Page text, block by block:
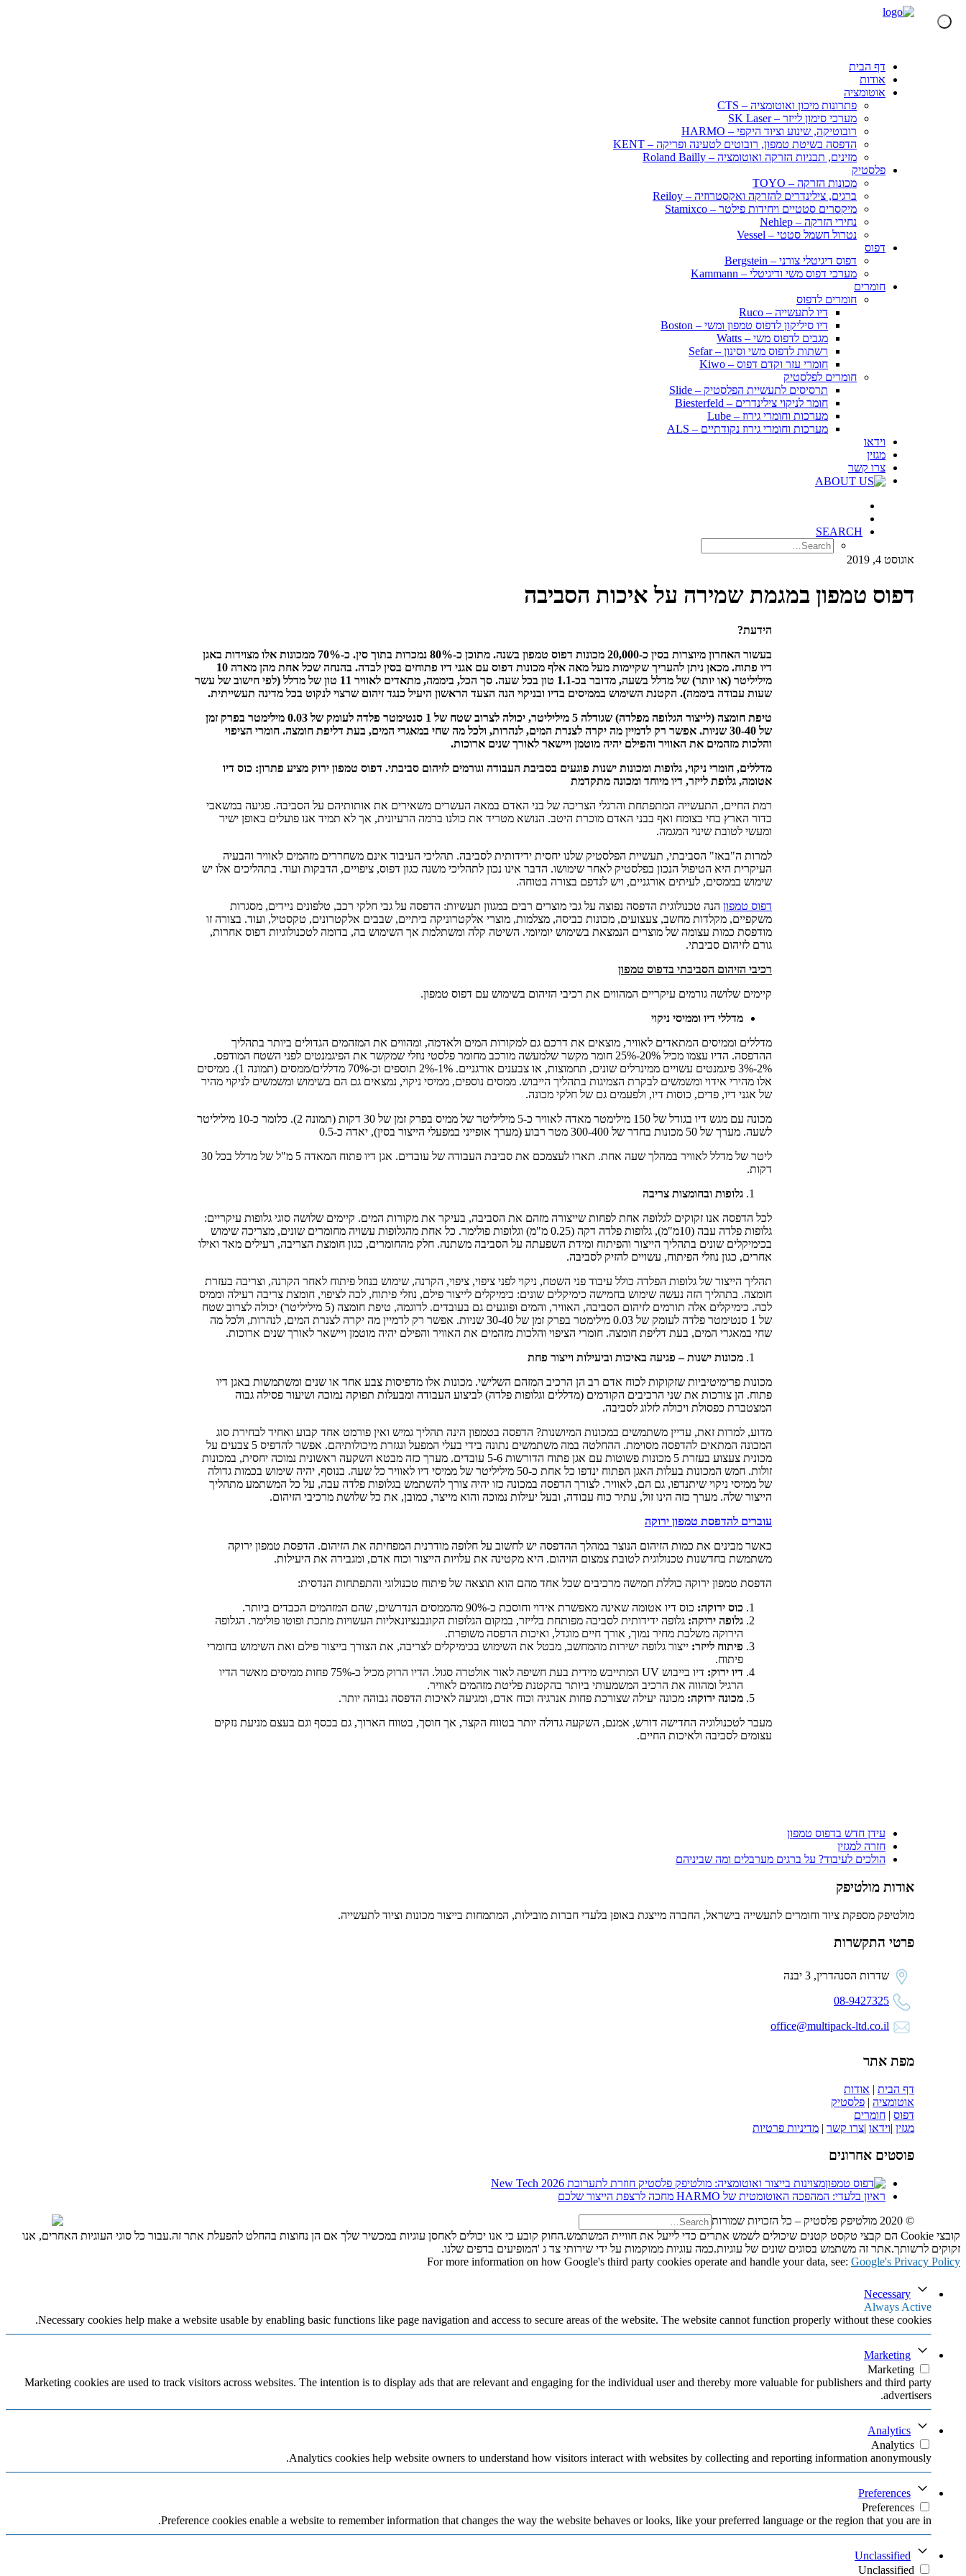
דף הבית
אודות
אוטומציה
פתרונות מיכון ואוטומציה – CTS
מערכי סימון לייזר – SK Laser
רובוטיקה, שינוע וציוד היקפי – HARMO
הדפסה בשיטת טמפון, רובוטים לטעינה ופריקה – KENT
מזינים, תבניות הזרקה ואוטומציה – Roland Bailly
פלסטיק
מכונות הזרקה – TOYO
ברגים, צילינדרים להזרקה ואקסטרוזיה – Reiloy
מיקסרים סטטיים ויחידות פילטר – Stamixco
נחירי הזרקה – Nehlep
נטרול חשמל סטטי – Vessel
דפוס
דפוס דיגיטלי צורני – Bergstein
מערכי דפוס משי ודיגיטלי – Kammann
חומרים
חומרים לדפוס
דיו לתעשייה – Ruco
דיו סיליקון לדפוס טמפון ומשי – Boston
מגבים לדפוס משי – Watts
רשתות לדפוס משי וסינון – Sefar
חומרי עזר וקדם דפוס – Kiwo
חומרים לפלסטיק
תרסיסים לתעשיית הפלסטיק – Slide
חומר לניקוי צילינדרים – Biesterfeld
מערכות וחומרי גירוז – Lube
מערכות וחומרי גירוז נקודתיים – ALS
וידאו
מגזין
צרו קשר
SEARCH
אוגוסט 4, 2019
דפוס טמפון במגמת שמירה על איכות הסביבה
הידעת?
בעשור האחרון מיוצרות בסין כ-20,000 מכונות דפוס טמפון בשנה. מתוכן כ-80% נמכרות בתוך סין. כ-70% ממכונות אלו מצוידות באגן
דיו פתוח. מכאן ניתן להעריך שקיימות מעל מאה אלף מכונות דפוס עם אגני דיו פתוחים בסין לבדה. בהנחה שכל אחת מהן מאדה 10
מיליליטר (או יותר) של מדלל בשעה, מדובר בכ-1.1 טון בכל שעה. סך הכל, ביממה, מתאדים לאוויר 11 טון של מדלל (לפי חישוב של עשר
שעות עבודה ביממה). הקטנת השימוש בממיסים בדיו ובניקוי הנה הצעד הראשון היעיל כנגד זיהום שרצוי לנקוט בכל מדינה תעשייתית.
טיפת חומצה (לייצור הגלופה מפלדה) שגודלה 5 מיליליטר, יכולה לצרוב שטח של 1 סנטימטר פלדה לעומק של 0.03 מילימטר בפרק זמן
של 30-40 שניות. אפשר רק לדמיין מה יקרה לצנרת המים, לנהרות, ולכל מה שחי במאגרי המים, בעת דליפת חומצה. חומרי הציפוי
והלכות מזהמים את האוויר והפילם יהיה מוטמן ויישאר לאורך שנים ארוכות.
מדללים, חומרי ניקוי, גלופות ומכונות ישנות פוגעים בסביבת העבודה וגורמים לזיהום סביבתי. דפוס טמפון ירוק מציע פתרון: כוס דיו
אטומה, גלופת לייזר, דיו מיוחד ומכונה מתקדמת
רמת החיים, התעשייה המתפתחת והרגלי הצריכה של בני האדם במאה העשרים משאירים את אותותיהם על הסביבה. פגיעה במשאבי
כדור הארץ בחי בצומח ואף בבני האדם מוכרת היטב. הנושא מטריד את כולנו ברמה הרעיונית, אך לא תמיד אנו פועלים באופן ישיר
ומעשי לטובת שינוי המגמה.
למרות ה"באז" הסביבתי, תעשיית הפלסטיק שלנו יחסית ידידותית לסביבה. תהליכי העיבוד אינם משחררים מזהמים לאוויר והבעיה
העיקרית היא הטיפול הנכון בפלסטיק לאחר שימושו. הדבר אינו נכון לתהליכי משנה כגון דפוס, ציפויים, הדבקות ועוד. בתהליכים אלו יש
שימוש בממסים, לעיתים אורגניים, ויש לנדפם בצורה בטוחה.
דפוס טמפון הנה טכנולוגית הדפסה נפוצה על גבי מוצרים רבים במגוון תעשיות: הדפסה על גבי חלקי רכב, טלפונים ניידים, מסגרות
משקפיים, מקלדות מחשב, צעצועים, מכונות כביסה, מצלמות, מוצרי אלקטרוניקה ביתיים, שבבים אלקטרונים, טקסטיל, ועוד. בצורה זו
מודפסת כמות עצומה של מוצרים הנמצאת בשימוש יומיומי. השיטה קלה ומשתלמת אך השימוש בה, בדומה לטכנולוגיות דפוס אחרות,
גורם לזיהום סביבתי.
רכיבי הזיהום הסביבתי בדפוס טמפון
קיימים שלושה גורמים עיקריים המהווים את רכיבי הזיהום בשימוש עם דפוס טמפון.
מדללי דיו וממיסי ניקוי
מדללים וממיסים המתאדים לאוויר, מוצאים את דרכם גם למקורות המים ולאדמה, ומהווים את המזהמים הגדולים ביותר בתהליך
ההדפסה. הדיו עצמו מכיל 20%-25% חומר מקשר שלמעשה מורכב מחומר פלסטי נוזלי שמקשר את הפיגמנטים לפני השטח המודפס.
2%-3% פיגמנטים עשויים ממינרלים שונים, תחמוצות, או צבענים אורגניים. 1%-2% תוספים וכ-70% מדללים/ממסים (תמונה 1). ממיסים
אלו מהירי אידוי ומשמשים לבקרת הצמיגות בתהליך הייבוש. ממסים נוספים, ממיסי ניקוי, נמצאים גם הם בשימוש ומשמשים לניקוי מהיר
של אגני דיו, פדים, כוסות דיו, ולפעמים גם של חלקי מכונה.
מכונה עם מגש דיו בגודל של 150 מילימטר מאדה לאוויר כ-5 מיליליטר של ממיס בפרק זמן של 30 דקות (תמונה 2). כלומר כ-10 מיליליטר
לשעה. מערך של 50 מכונות בחדר של 300-400 מטר רבוע (מערך אופייני במפעלי הייצור בסין), יאדה כ-0.5
ליטר של מדלל לאוויר במהלך שעה אחת. תארו לעצמכם את סביבת העבודה של עובדים. אגן דיו פתוח המאדה 5 מ"ל של מדלל בכל 30
דקות.
גלופות ובחומצות צריבה
לכל הדפסה אנו זקוקים לגלופה אחת לפחות שייצורה מזהם את הסביבה, בעיקר את מקורות המים. קיימים שלושה סוגי גלופות עיקריים:
גלופות פלדה עבה (10מ"מ), גלופות פלדה דקה (0.25 מ"מ) וגלופות פולימר. כל אחת מהגלופות עשויה מחומרים שונים, מצריכה שימוש
בכימיקלים שונים בתהליך הייצור והפיתוח ומידת השפעתה על הסביבה משתנה. חלק מהחומרים, כגון חומצת הצריבה, רעילים מאד ואילו
אחרים, כגון נוזלי הפיתוח, עשויים להזיק לסביבה.
תהליך הייצור של גלופות הפלדה כולל עיבוד פני השטח, ניקוי לפני ציפוי, ציפוי, הקרנה, שימוש בנוזל פיתוח לאחר הקרנה, וצריבה בעזרת
חומצה. בתהליך הזה נעשה שימוש בחמישה כימיקלים שונים: כימיקלים לייצור פילם, נוזלי פיתוח, לכה לציפוי, חומצת צריבה רעילה וממיס
לכה. כימיקלים אלה תורמים לזיהום הסביבה, האוויר, והמים ופוגעים גם בעובדים. לדוגמה, טיפת חומצה (5 מיליליטר) יכולה לצרוב שטח
של 1 סנטימטר פלדה לעומק של 0.03 מילימטר בפרק זמן של 30-40 שניות. אפשר רק לדמיין מה יקרה לצנרת המים, לנהרות, ולכל מה
שחי במאגרי המים, בעת דליפת חומצה. חומרי הציפוי והלכות מזהמים את האוויר והפילם יהיה מוטמן ויישאר לאורך שנים ארוכות.
מכונות ישנות – פגיעה באיכות וביעילות וייצור פחת
מכונות פרימיטיביות שזקוקות לכוח אדם רב הן הרכיב המזהם השלישי. מכונות אלו מדפיסות צבע אחד או שנים ומשתמשות באגן דיו
פתוח. הן צורכות את שני הרכיבים הקודמים (מדללים וגלופות פלדה) לביצוע העבודה ומבעלות תפוקה נמוכה ושיעור פסילה גבוה
המצטברת כפסולת ויכולה לזלוג לסביבה.
מדוע, למרות זאת, עדיין משתמשים במכונות המיושנות? הדפסה בטמפון הינה תהליך גמיש ואין פורמט אחד קבוע ואחיד לבחירת סוג
המכונה המתאים להדפסה מסוימת. ההחלטה במה משתמשים נתונה בידי בעלי המפעל ונגזרת מיכולותיהם. אפשר להדפיס 5 צבעים על
מכונית צעצוע בעזרת 5 מכונות פשוטות עם אגן פתוח הדורשות 5-6 עובדים. מערך כזה מבטא השקעה ראשונית נמוכה יחסית, במכונות
זולות. חמש המכונות בעלות האגן הפתוח ינדפו כל אחת כ-50 מיליליטר של ממיסי דיו לאוויר כל שעה. בנוסף, יהיה שימוש בכמות גדולה
של ממיסי ניקוי שיתנדפו, גם הם, לאוויר. לצורך הדפסה במכונה כזו יהיה צורך להשתמש בגלופות פלדה עבה, על כל המשתמע מתהליך
הייצור שלה. מערך כזה הינו זול, עתיר כוח עבודה, ובעל יעילות נמוכה והוא מייצר, כמובן, את כל שלושת מרכיבי הזיהום.
עוברים להדפסת טמפון ירוקה
כאשר מבינים את כמות הזיהום הנוצר במהלך ההדפסה יש לחשוב על חלופה מודרנית המפחיתה את הזיהום. הדפסת טמפון ירוקה
משתמשת בחדשנות טכנולוגית לטובת צמצום הזיהום. היא מקטינה את עלויות הייצור וכוח אדם, ומגבירה את היעילות.
הדפסת טמפון ירוקה כוללת חמישה מרכיבים שכל אחד מהם הוא תוצאה של פיתוח טכנולוגי והתפתחות הנדסית:
כוס ירוקה: כוס דיו אטומה שאינה מאפשרת אידוי וחוסכת כ-90% מהממסים הנדרשים, שהם המזהמים הכבדים ביותר.
גלופה ירוקה: גלופה ידידותית לסביבה מפותחת בלייזר, במקום הגלופות הקונבנציונאליות העשויות מתכת ופוטו פולימר. הגלופה
הירוקה משלבת מחיר נמוך, אורך חיים מוגדל, ואיכות הדפסה משופרת.
פיתוח לייזר: ייצור גלופה ישירות מהמחשב, מבטל את השימוש בכימיקלים לצריבה, את הצורך בייצור פילם ואת השימוש בחומרי
פיתוח.
דיו ירוק:
דיו בייבוש UV המתייבש מידית בעת חשיפה לאור אולטרה סגול. הדיו הרוק מכיל כ-75% פחות ממיסים מאשר הדיו
הרגיל ומהווה את הרכיב המשמעותי ביותר בהקטנת פליטת מזהמים לאוויר.
מכונה ירוקה: מכונה יעילה שצורכת פחות אנרגיה וכוח אדם, ומגיעה לאיכות הדפסה גבוהה יותר.
מעבר לטכנולוגיה החדישה דורש, אמנם, השקעה גדולה יותר בטווח הקצר, אך חוסך, בטווח הארוך, גם בכסף וגם בעצם מניעת נזקים
עצומים לסביבה ולאיכות החיים.
עידן חדש בדפוס טמפון
חזרה למגזין
הולכים לעיבוד? על ברגים מערבלים ומה שביניהם
אודות מולטיפק
מולטיפק מספקת ציוד וחומרים לתעשייה בישראל, החברה מייצגת באופן בלעדי חברות מובילות, המתמחות בייצור מכונות וציוד לתעשייה.
פרטי התקשרות
שדרות הסנהדרין, 3 יבנה
08-9427325
office@multipack-ltd.co.il
מפת אתר
דף הבית | אודות
אוטומציה | פלסטיק
דפוס | חומרים
מגזין |וידאו |צרו קשר | מדיניות פרטיות
פוסטים אחרונים
מצוינות בייצור ואוטומציה: מולטיפק פלסטיק חוזרת לתערוכת New Tech 2026
ראיון בלעדי: המהפכה האוטומטית של HARMO מחכה לרצפת הייצור שלכם
© 2020 מולטיפק פלסטיק – כל הזכויות שמורות
קובצי Cookie הם קבצי טקסט קטנים שיכולים לשמש אתרים כדי לייעל את חוויית המשתמש.החוק קובע כי אנו יכולים לאחסן עוגיות במכשיר שלך אם הן נחוצות בהחלט להפעלת אתר זה.עבור כל סוגי העוגיות האחרים, אנו
זקוקים לרשותך.אתר זה משתמש בסוגים שונים של עוגיות.כמה עוגיות ממוקמות על ידי שירותי צד ג 'המופיעים בדפים שלנו.
For more information on how Google's third party cookies operate and handle your data, see: Google's Privacy Policy
Necessary
Always Active
Necessary cookies help make a website usable by enabling basic functions like page navigation and access to secure areas of the website. The website cannot function properly without these cookies.
Marketing
Marketing
Marketing cookies are used to track visitors across websites. The intention is to display ads that are relevant and engaging for the individual user and thereby more valuable for publishers and third party
advertisers.
Analytics
Analytics
Analytics cookies help website owners to understand how visitors interact with websites by collecting and reporting information anonymously.
Preferences
Preferences
Preference cookies enable a website to remember information that changes the way the website behaves or looks, like your preferred language or the region that you are in.
Unclassified
Unclassified